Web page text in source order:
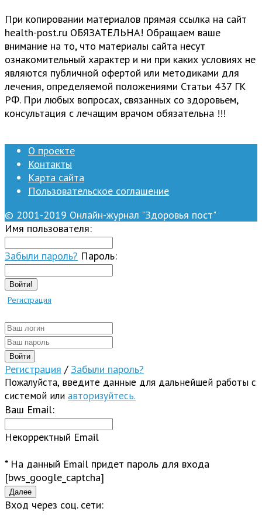
При копировании материалов прямая ссылка на сайт
health-post.ru ОБЯЗАТЕЛЬНА! Обращаем ваше
внимание на то, что материалы сайта несут
ознакомительный характер и ни при каких условиях не
являются публичной офертой или методиками для
лечения, определяемой положениями Статьи 437 ГК
РФ. При любых вопросах, связанных со здоровьем,
консультация с лечащим врачом обязательна !!!
О проекте
Контакты
Карта сайта
Пользовательское соглашение
© 2001-2019 Онлайн-журнал "Здоровья пост"
Имя пользователя:
Забыли пароль? Пароль:
Войти!
Регистрация
Регистрация / Забыли пароль?
Пожалуйста, введите данные для дальнейшей работы с
системой или авторизуйтесь.
Ваш Email:
Некорректный Email
* На данный Email придет пароль для входа
[bws_google_captcha]
Вход через соц. сети: